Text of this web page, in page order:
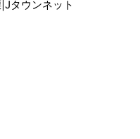
タウンネット